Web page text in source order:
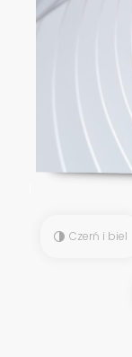
Czerń i biel